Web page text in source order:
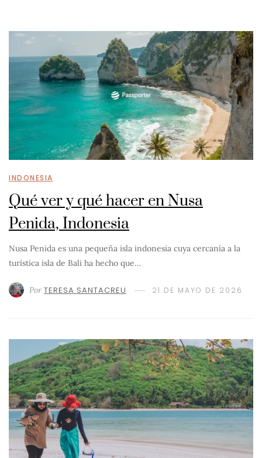
INDONESIA
Qué ver y qué hacer en Nusa
Penida, Indonesia
Nusa Penida es una pequeña isla indonesia cuya cercanía a la
turística isla de Bali ha hecho que…
Por TERESA SANTACREU 21 DE MAYO DE 2026